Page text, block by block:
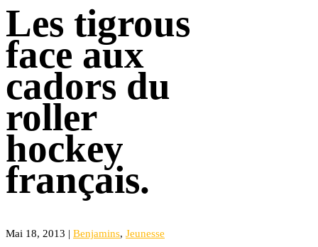
Les tigrous
face aux
cadors du
roller
hockey
français.
Mai 18, 2013 | Benjamins, Jeunesse